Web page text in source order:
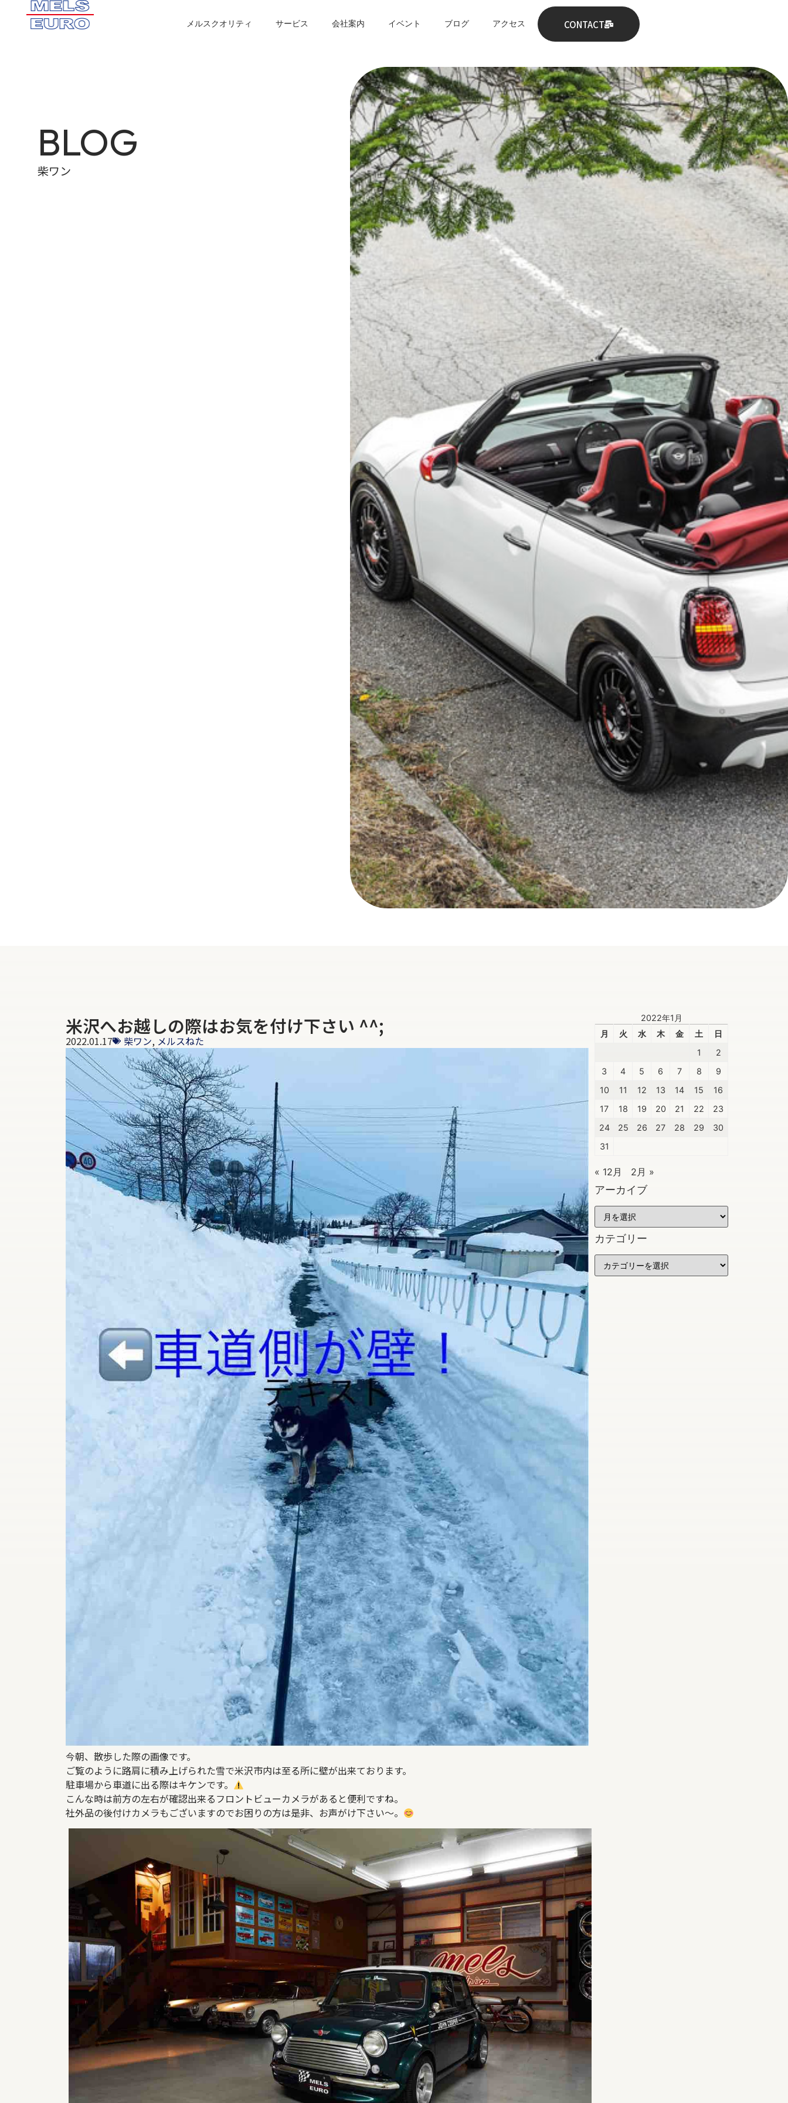
メルスクオリティ サービス 会社案内 イベント ブログ アクセス CONTACT
BLOG
柴ワン
米沢へお越しの際はお気を付け下さい ^^;
2022.01.17 柴ワン, メルスねた
今朝、散歩した際の画像です。
ご覧のように路肩に積み上げられた雪で米沢市内は至る所に壁が出来ております。
駐車場から車道に出る際はキケンです。
こんな時は前方の左右が確認出来るフロントビューカメラがあると便利ですね。
社外品の後付けカメラもございますのでお困りの方は是非、お声がけ下さい～。
2022年1月
月
火 水 木 金 土
日
1
2
3
4 5 6 7 8
9
10
11 12 13 14 15
16
17
18 19 20 21 22
23
24
25 26 27 28 29
30
31
« 12月 2月 »
アーカイブ
カテゴリー